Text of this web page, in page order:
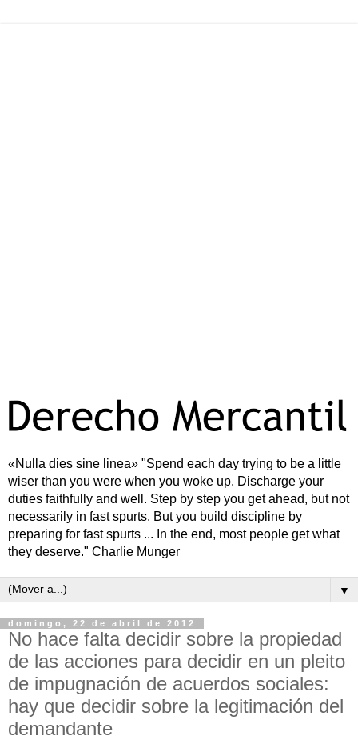
«Nulla dies sine linea» "Spend each day trying to be a little
wiser than you were when you woke up. Discharge your
duties faithfully and well. Step by step you get ahead, but not
necessarily in fast spurts. But you build discipline by
preparing for fast spurts ... In the end, most people get what
they deserve." Charlie Munger
▼
domingo, 22 de abril de 2012
No hace falta decidir sobre la propiedad
de las acciones para decidir en un pleito
de impugnación de acuerdos sociales:
hay que decidir sobre la legitimación del
demandante